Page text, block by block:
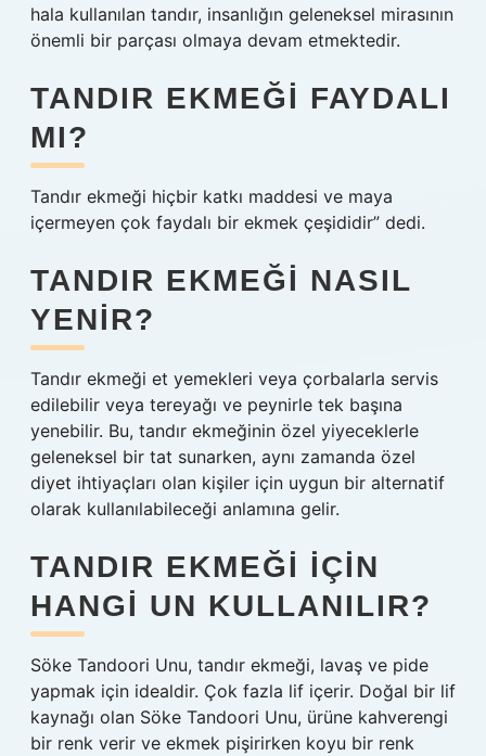
hala kullanılan tandır, insanlığın geleneksel mirasının
önemli bir parçası olmaya devam etmektedir.
TANDIR EKMEĞI FAYDALI
MI?
Tandır ekmeği hiçbir katkı maddesi ve maya
içermeyen çok faydalı bir ekmek çeşididir” dedi.
TANDIR EKMEĞI NASIL
YENIR?
Tandır ekmeği et yemekleri veya çorbalarla servis
edilebilir veya tereyağı ve peynirle tek başına
yenebilir. Bu, tandır ekmeğinin özel yiyeceklerle
geleneksel bir tat sunarken, aynı zamanda özel
diyet ihtiyaçları olan kişiler için uygun bir alternatif
olarak kullanılabileceği anlamına gelir.
TANDIR EKMEĞI IÇIN
HANGI UN KULLANILIR?
Söke Tandoori Unu, tandır ekmeği, lavaş ve pide
yapmak için idealdir. Çok fazla lif içerir. Doğal bir lif
kaynağı olan Söke Tandoori Unu, ürüne kahverengi
bir renk verir ve ekmek pişirirken koyu bir renk